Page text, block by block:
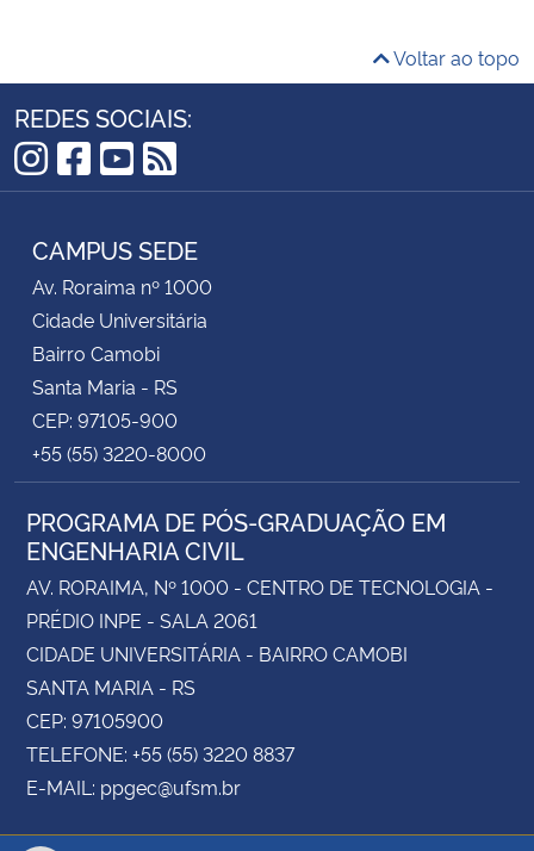
Voltar ao topo
REDES SOCIAIS:
Instagram
Facebook
YouTube
RSS
CAMPUS SEDE
Av. Roraima nº 1000
Cidade Universitária
Bairro Camobi
Santa Maria - RS
CEP: 97105-900
+55 (55) 3220-8000
PROGRAMA DE PÓS-GRADUAÇÃO EM
ENGENHARIA CIVIL
AV. RORAIMA, Nº 1000 - CENTRO DE TECNOLOGIA -
PRÉDIO INPE - SALA 2061
CIDADE UNIVERSITÁRIA - BAIRRO CAMOBI
SANTA MARIA - RS
CEP: 97105900
TELEFONE: +55 (55) 3220 8837
E-MAIL: ppgec@ufsm.br